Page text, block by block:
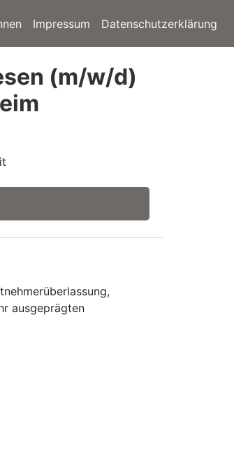
Impressum Datenschutzerklärung
(m/w/d)
ausgeprägten